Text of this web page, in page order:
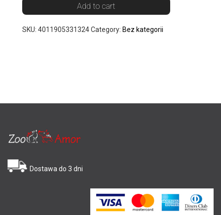
Add to cart
SKU: 4011905331324Category: Bez kategorii
Dostawa do 3 dni